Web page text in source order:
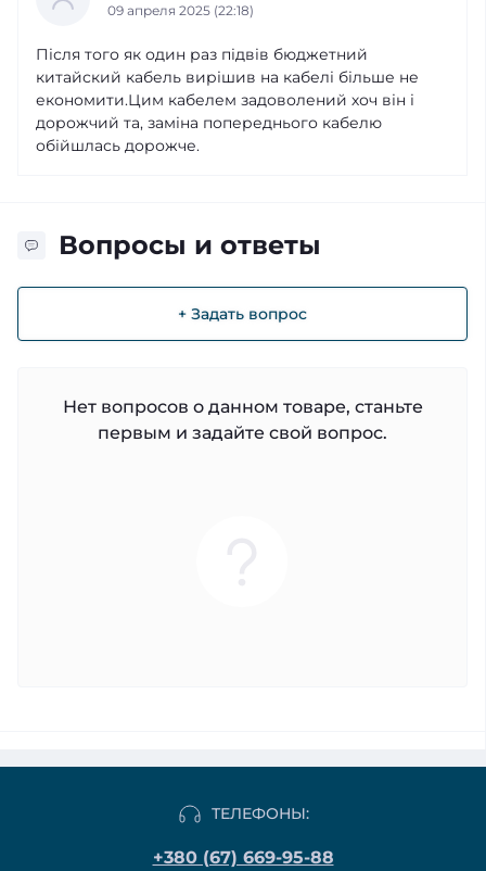
09 апреля 2025 (22:18)
Після того як один раз підвів бюджетний
китайский кабель вирішив на кабелі більше не
економити.Цим кабелем задоволений хоч він і
дорожчий та, заміна попереднього кабелю
обійшлась дорожче.
Вопросы и ответы
+ Задать вопрос
Нет вопросов о данном товаре, станьте
первым и задайте свой вопрос.
ТЕЛЕФОНЫ:
+380 (67) 669-95-88